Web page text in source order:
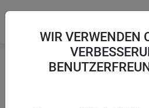
WIR VERWENDEN